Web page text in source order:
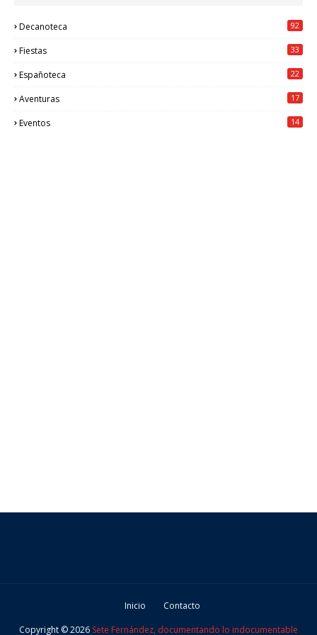
Decanoteca 92
Fiestas 33
Españoteca 22
Aventuras 17
Eventos 14
Inicio
Contacto
Copyright ©2026 Sete Fernández, documentando lo indocumentable